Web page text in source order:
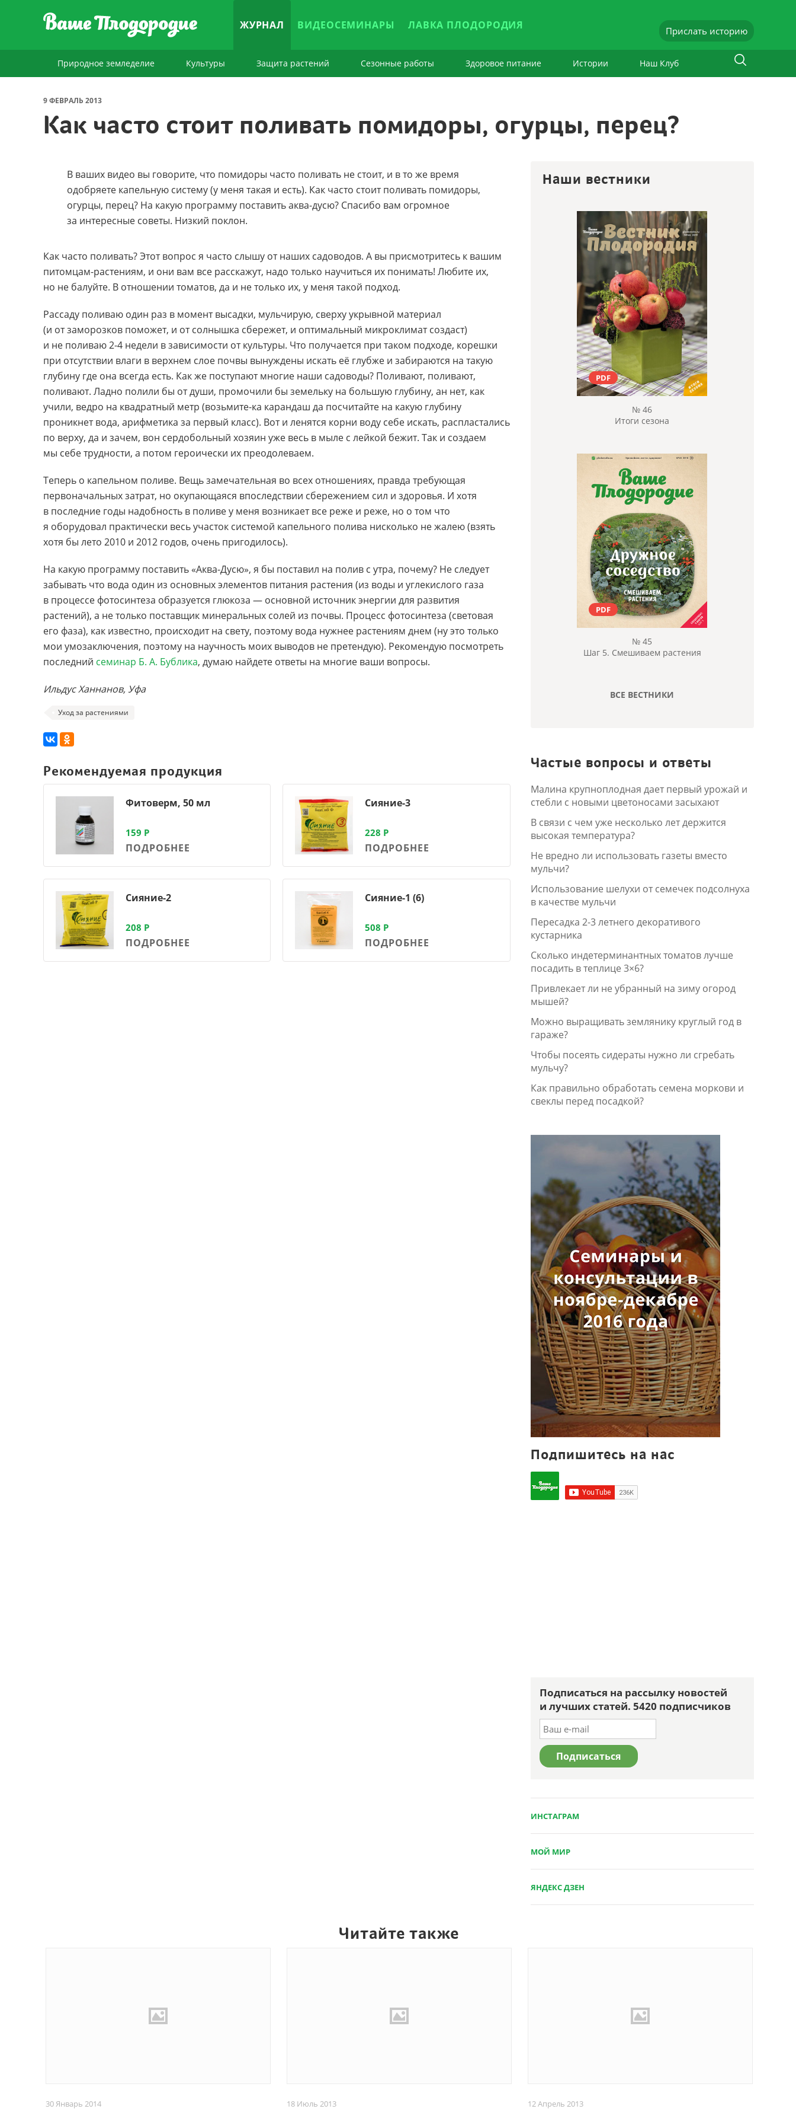
ЖУРНАЛ ВИДЕОСЕМИНАРЫ ЛАВКА ПЛОДОРОДИЯ Прислать историю
Природное земледелие Культуры Защита растений Сезонные работы Здоровое питание Истории Наш Клуб
9 ФЕВРАЛЬ 2013
Как часто стоит поливать помидоры, огурцы, перец?
В ваших видео вы говорите, что помидоры часто поливать не стоит, и в то же время
одобряете капельную систему (у меня такая и есть). Как часто стоит поливать помидоры,
огурцы, перец? На какую программу поставить аква-дусю? Спасибо вам огромное
за интересные советы. Низкий поклон.
Как часто поливать? Этот вопрос я часто слышу от наших садоводов. А вы присмотритесь к вашим
питомцам-растениям, и они вам все расскажут, надо только научиться их понимать! Любите их,
но не балуйте. В отношении томатов, да и не только их, у меня такой подход.
Рассаду поливаю один раз в момент высадки, мульчирую, сверху укрывной материал
(и от заморозков поможет, и от солнышка сбережет, и оптимальный микроклимат создаст)
и не поливаю2-4 недели в зависимости от культуры. Что получается при таком подходе, корешки
при отсутствии влаги в верхнем слое почвы вынуждены искать её глубже и забираются на такую
глубину где она всегда есть. Как же поступают многие наши садоводы? Поливают, поливают,
поливают. Ладно полили бы от души, промочили бы земельку на большую глубину, ан нет, как
учили, ведро на квадратный метр (возьмите-ка карандаш да посчитайте на какую глубину
проникнет вода, арифметика за первый класс). Вот и ленятся корни воду себе искать, распластались
по верху, да и зачем, вон сердобольный хозяин уже весь в мыле с лейкой бежит. Так и создаем
мы себе трудности, а потом героически их преодолеваем.
Теперь о капельном поливе. Вещь замечательная во всех отношениях, правда требующая
первоначальных затрат, но окупающаяся впоследствии сбережением сил и здоровья. И хотя
в последние годы надобность в поливе у меня возникает все реже и реже, но о том что
я оборудовал практически весь участок системой капельного полива нисколько не жалею (взять
хотя бы лето 2010 и 2012 годов, очень пригодилось).
На какую программу поставить «Аква-Дусю», я бы поставил на полив с утра, почему? Не следует
забывать что вода один из основных элементов питания растения (из воды и углекислого газа
в процессе фотосинтеза образуется глюкоза — основной источник энергии для развития
растений), а не только поставщик минеральных солей из почвы. Процесс фотосинтеза (световая
его фаза), как известно, происходит на свету, поэтому вода нужнее растениям днем (ну это только
мои умозаключения, поэтому на научность моих выводов не претендую). Рекомендую посмотреть
последний семинар Б. А. Бублика, думаю найдете ответы на многие ваши вопросы.
Ильдус Ханнанов, Уфа
Уход за растениями
Рекомендуемая продукция
Фитоверм, 50 мл
159 Р
ПОДРОБНЕЕ
Сияние-3
228 Р
ПОДРОБНЕЕ
Сияние-2
208 Р
ПОДРОБНЕЕ
Сияние-1 (6)
508 Р
ПОДРОБНЕЕ
Наши вестники
PDF
№ 46
Итоги сезона
PDF
№ 45
Шаг 5. Смешиваем растения
ВСЕ ВЕСТНИКИ
Частые вопросы и ответы
Малина крупноплодная дает первый урожай и
стебли с новыми цветоносами засыхают
В связи с чем уже несколько лет держится
высокая температура?
Не вредно ли использовать газеты вместо
мульчи?
Использование шелухи от семечек подсолнуха
в качестве мульчи
Пересадка 2-3 летнего декоративого
кустарника
Сколько индетерминантных томатов лучше
посадить в теплице 3×6?
Привлекает ли не убранный на зиму огород
мышей?
Можно выращивать землянику круглый год в
гараже?
Чтобы посеять сидераты нужно ли сгребать
мульчу?
Как правильно обработать семена моркови и
свеклы перед посадкой?
Подпишитесь на нас
Подписаться на рассылку новостей
и лучших статей. 5420 подписчиков
ИНСТАГРАМ
МОЙ МИР
ЯНДЕКС ДЗЕН
Читайте также
30 Январь 2014 18 Июль 2013 12 Апрель 2013